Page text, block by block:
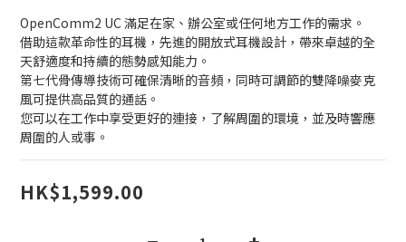
OpenComm2 UC 滿足在家、辦公室或任何地方工作的需求。
借助這款革命性的耳機，先進的開放式耳機設計，帶來卓越的全
天舒適度和持續的態勢感知能力。
第七代骨傳導技術可確保清晰的音頻，同時可調節的雙降噪麥克
風可提供高品質的通話。
您可以在工作中享受更好的連接，了解周圍的環境，並及時響應
周圍的人或事。
HK$1,599.00